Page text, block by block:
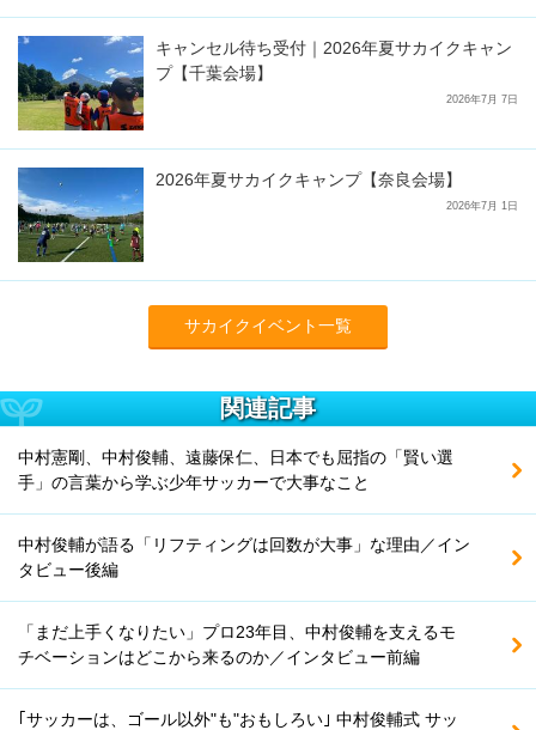
キャンセル待ち受付｜2026年夏サカイクキャン
プ【千葉会場】
2026年7月 7日
2026年夏サカイクキャンプ【奈良会場】
2026年7月 1日
サカイクイベント一覧
関連記事
中村憲剛、中村俊輔、遠藤保仁、日本でも屈指の「賢い選
手」の言葉から学ぶ少年サッカーで大事なこと
中村俊輔が語る「リフティングは回数が大事」な理由／イン
タビュー後編
「まだ上手くなりたい」プロ23年目、中村俊輔を支えるモ
チベーションはどこから来るのか／インタビュー前編
｢サッカーは、ゴール以外"も"おもしろい｣ 中村俊輔式 サッ